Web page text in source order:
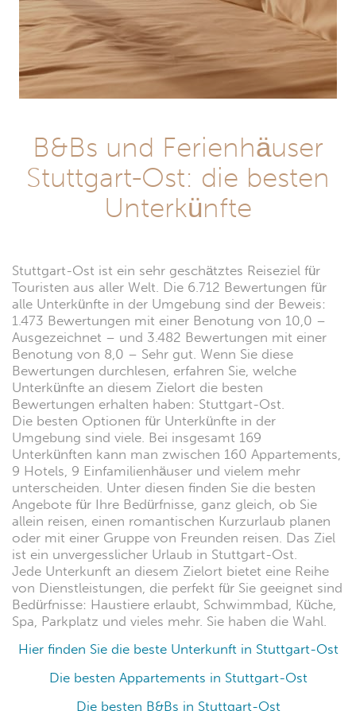
B&Bs und Ferienhäuser
Stuttgart-Ost: die besten
Unterkünfte
Stuttgart-Ost ist ein sehr geschätztes Reiseziel für
Touristen aus aller Welt. Die 6.712 Bewertungen für
alle Unterkünfte in der Umgebung sind der Beweis:
1.473 Bewertungen mit einer Benotung von 10,0 –
Ausgezeichnet – und 3.482 Bewertungen mit einer
Benotung von 8,0 – Sehr gut. Wenn Sie diese
Bewertungen durchlesen, erfahren Sie, welche
Unterkünfte an diesem Zielort die besten
Bewertungen erhalten haben: Stuttgart-Ost.
Die besten Optionen für Unterkünfte in der
Umgebung sind viele. Bei insgesamt 169
Unterkünften kann man zwischen 160 Appartements,
9 Hotels, 9 Einfamilienhäuser und vielem mehr
unterscheiden. Unter diesen finden Sie die besten
Angebote für Ihre Bedürfnisse, ganz gleich, ob Sie
allein reisen, einen romantischen Kurzurlaub planen
oder mit einer Gruppe von Freunden reisen. Das Ziel
ist ein unvergesslicher Urlaub in Stuttgart-Ost.
Jede Unterkunft an diesem Zielort bietet eine Reihe
von Dienstleistungen, die perfekt für Sie geeignet sind
Bedürfnisse: Haustiere erlaubt, Schwimmbad, Küche,
Spa, Parkplatz und vieles mehr. Sie haben die Wahl.
Hier finden Sie die beste Unterkunft in Stuttgart-Ost
Die besten Appartements in Stuttgart-Ost
Die besten B&Bs in Stuttgart-Ost